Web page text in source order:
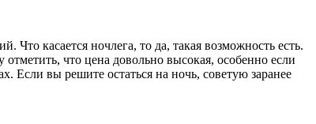
Что касается ночлега, то да, такая возможность есть.
что цена довольно высокая, особенно если
Если вы решите остаться на ночь, советую заранее